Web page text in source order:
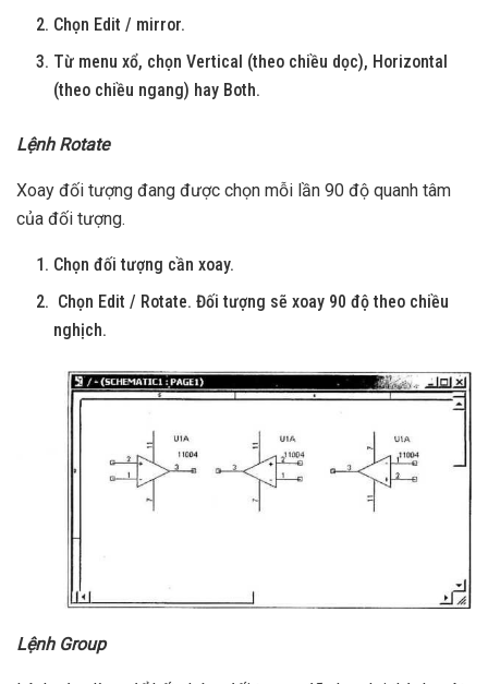
Chọn Edit / mirror.
Từ menu xổ, chọn Vertical (theo chiều dọc), Horizontal
(theo chiều ngang) hay Both.
Lệnh Rotate
Xoay đối tượng đang được chọn mỗi lần 90 độ quanh tâm
của đối tượng.
Chọn đối tượng cần xoay.
Chọn Edit / Rotate. Đối tượng sẽ xoay 90 độ theo chiều
nghịch.
Lệnh Group